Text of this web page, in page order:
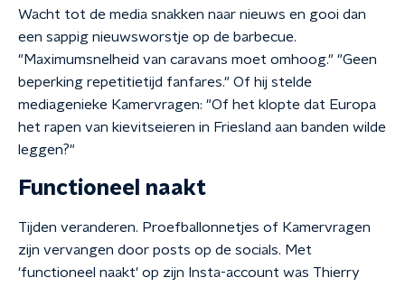
Wacht tot de media snakken naar nieuws en gooi dan
een sappig nieuwsworstje op de barbecue.
"Maximumsnelheid van caravans moet omhoog." "Geen
beperking repetitietijd fanfares." Of hij stelde
mediagenieke Kamervragen: "Of het klopte dat Europa
het rapen van kievitseieren in Friesland aan banden wilde
leggen?"
Functioneel naakt
Tijden veranderen. Proefballonnetjes of Kamervragen
zijn vervangen door posts op de socials. Met
'functioneel naakt' op zijn Insta-account was Thierry